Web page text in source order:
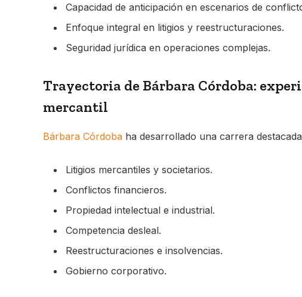
Capacidad de anticipación en escenarios de
Enfoque integral en litigios y reestructuraciones.
Seguridad jurídica en operaciones complejas.
Trayectoria de Bárbara Córdoba:
mercantil
Bárbara Córdoba ha desarrollado una carrera
Litigios mercantiles y societarios.
Conflictos financieros.
Propiedad intelectual e industrial.
Competencia desleal.
Reestructuraciones e insolvencias.
Gobierno corporativo.